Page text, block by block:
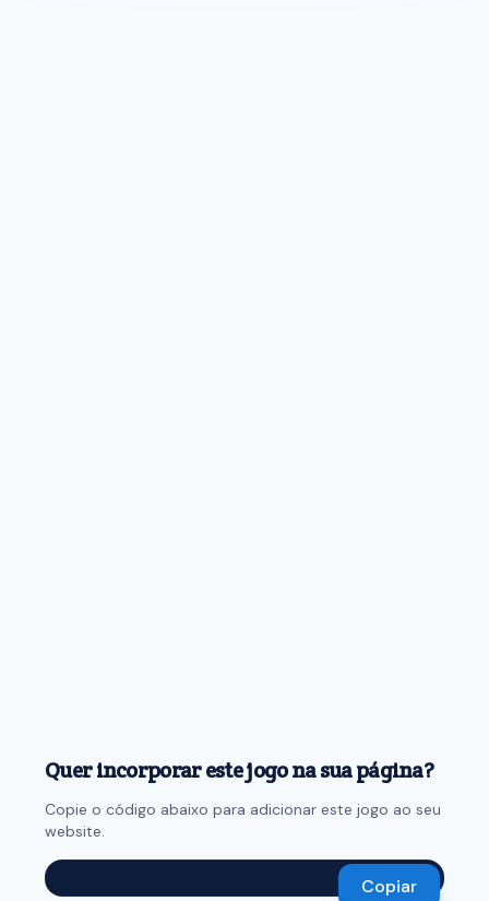
Quer incorporar este jogo na sua página?
Copie o código abaixo para adicionar este jogo ao seu
website.
Copiar